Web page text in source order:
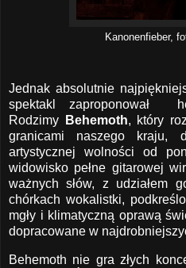
Kanonenfieber,
Jednak absolutnie
spektakl zaproponował
Rodzimy
Behemoth, który
granicami naszego kraju,
artystycznej wolności od
widowisko pełne gitarowej
ważnych słów, z udziałem
chórkach wokalistki,
mgły i klimatyczną oprawą
dopracowane w
Behemoth nie gra złych